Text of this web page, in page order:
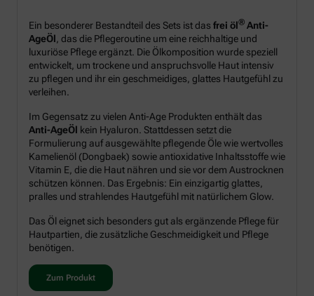
Ein besonderer Bestandteil des Sets ist das frei öl® Anti-
AgeÖl, das die Pflegeroutine um eine reichhaltige und
luxuriöse Pflege ergänzt. Die Ölkomposition wurde speziell
entwickelt, um trockene und anspruchsvolle Haut intensiv
zu pflegen und ihr ein geschmeidiges, glattes Hautgefühl zu
verleihen.
Im Gegensatz zu vielen Anti-Age Produkten enthält das
Anti-AgeÖl kein Hyaluron. Stattdessen setzt die
Formulierung auf ausgewählte pflegende Öle wie wertvolles
Kamelienöl (Dongbaek) sowie antioxidative Inhaltsstoffe wie
Vitamin E, die die Haut nähren und sie vor dem Austrocknen
schützen können. Das Ergebnis: Ein einzigartig glattes,
pralles und strahlendes Hautgefühl mit natürlichem Glow.
Das Öl eignet sich besonders gut als ergänzende Pflege für
Hautpartien, die zusätzliche Geschmeidigkeit und Pflege
benötigen.
Zum Produkt